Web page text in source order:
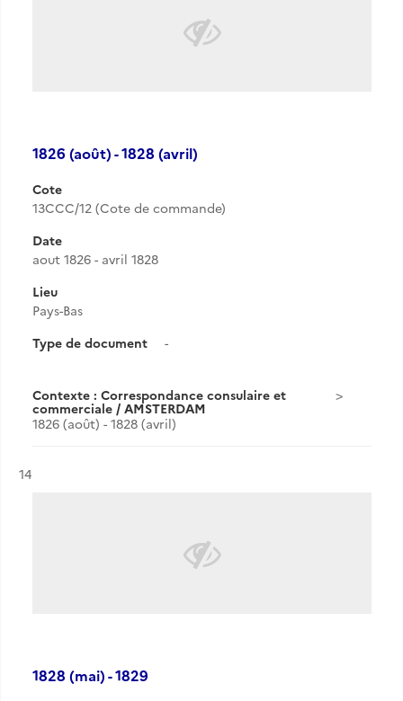
1826 (août) - 1828 (avril)
Cote
13CCC/12 (Cote de commande)
Date
aout 1826 - avril 1828
Lieu
Pays-Bas
Type de document
-
Contexte : Correspondance consulaire et
commerciale / AMSTERDAM
1826 (août) - 1828 (avril)
Résultat n°
14
1828 (mai) - 1829